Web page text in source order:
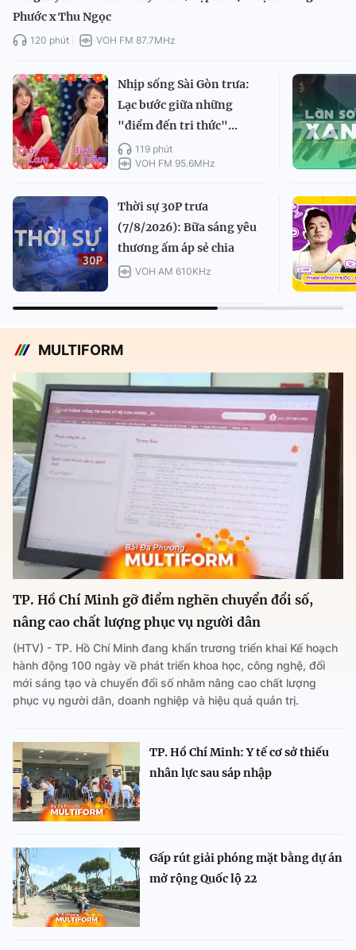
Phước x Thu Ngọc
120 phút VOH FM 87.7MHz
Nhịp sống Sài Gòn trưa:
Lạc bước giữa những
"điểm đến tri thức"...
119 phút
VOH FM 95.6MHz
Thời sự 30P trưa
(7/8/2026): Bữa sáng yêu
thương ấm áp sẻ chia
VOH AM 610KHz
MULTIFORM
TP. Hồ Chí Minh gỡ điểm nghẽn chuyển đổi số,
nâng cao chất lượng phục vụ người dân
(HTV) - TP. Hồ Chí Minh đang khẩn trương triển khai Kế hoạch
hành động 100 ngày về phát triển khoa học, công nghệ, đổi
mới sáng tạo và chuyển đổi số nhằm nâng cao chất lượng
phục vụ người dân, doanh nghiệp và hiệu quả quản trị.
TP. Hồ Chí Minh: Y tế cơ sở thiếu
nhân lực sau sáp nhập
Gấp rút giải phóng mặt bằng dự án
mở rộng Quốc lộ 22